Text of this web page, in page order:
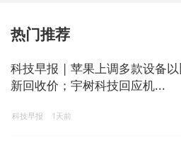
热门推荐
科技早报 | 苹果上调多款设备
新回收价；宇树科技回应机...
科技早报 1天前